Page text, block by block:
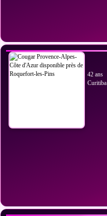
VOIR LES PHOTOS
42 ans
Curitiba
VOIR LES PHOTOS